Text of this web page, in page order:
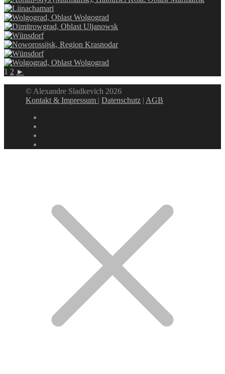
1 2 ►
© Alexandre Sladkevich 2026
Kontakt & Impressum |Datenschutz | AGB